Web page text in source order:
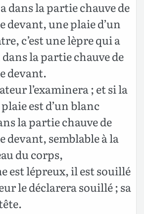
dans la partie chauve de
devant, une plaie d’un
c’est une lèpre qui a
la partie chauve de
devant.
l’examinera ; et si la
est d’un blanc
la partie chauve de
devant, semblable à la
du corps,
est lépreux, il est souillé
le déclarera souillé ; sa